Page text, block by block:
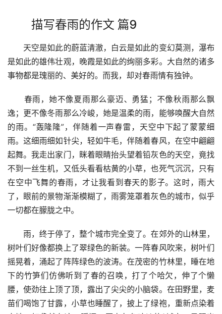
描写春雨的作文 篇9
天空是如此的蔚蓝清澈，白云是如此的变幻莫测，瀑布
是如此的雄伟壮观，晚霞是如此的绚丽多彩。大自然的诸多
事物都是瑰丽的、美好的。而我，却对春雨情有独钟。
春雨，她不像夏雨那么豪迈、勇猛；不像秋雨那么飘
逸；更不像冬雨那么冷峻，她是温柔的雨，能够唤醒大自然
的雨。“轰隆隆”，伴随着一声春雷，天空中下起了蒙蒙细
雨。这细雨细如针尖，轻如牛毛，伴随着春风，在空中翩翩
起舞。我走出家门，眯着眼睛抬头望着铅灰色的天空，竟找
不到一丝生机，又低头看看枯黄的小草，也死气沉沉，只有
在空中飞舞的春雨，才让我看到春天的影子。这时，雨大
了，眼前的景物渐渐模糊了，雨雾笼罩着灰色的城市，似乎
一切都在朦胧之中。
雨，终于停了，整个城市完全变了。在郊外的山林里，
树叶们好像都换上了翠绿色的新装。一阵春风吹来，树叶们
摇晃着，涌起了阵阵绿色的波涛。在茂密的竹林里，睡在地
下的竹笋们仿佛听到了春的召唤，打了个哈欠，伸了个懒
腰，使劲往上顶了顶，露出了尖尖的小脑袋。在田野里，麦
苗们喝饱了甘露，小草也睡醒了，披上了绿袍，重新点染着